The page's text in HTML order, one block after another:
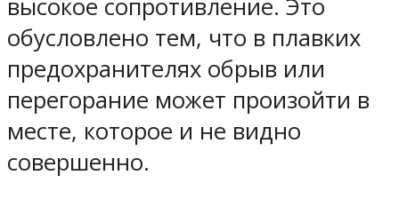
высокое сопротивление. Это
обусловлено тем, что в плавких
предохранителях обрыв или
перегорание может произойти в
месте, которое и не видно
совершенно.